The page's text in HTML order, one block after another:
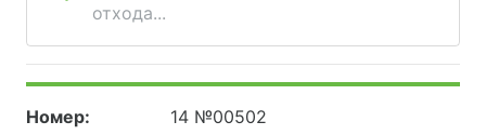
отхода...
Номер:
14 №00502